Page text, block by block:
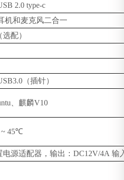
2.0 type-c
机和麦克风二合一
选配）
（插针）
、麒麟V10
~ 45℃
电源适配器，输出： DC12V/4A 输